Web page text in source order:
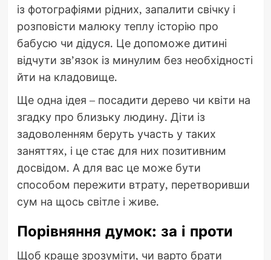
із фотографіями рідних, запалити свічку і
розповісти малюку теплу історію про
бабусю чи дідуся. Це допоможе дитині
відчути зв’язок із минулим без необхідності
йти на кладовище.
Ще одна ідея – посадити дерево чи квіти на
згадку про близьку людину. Діти із
задоволенням беруть участь у таких
заняттях, і це стає для них позитивним
досвідом. А для вас це може бути
способом пережити втрату, перетворивши
сум на щось світле і живе.
Порівняння думок: за і проти
Щоб краще зрозуміти, чи варто брати